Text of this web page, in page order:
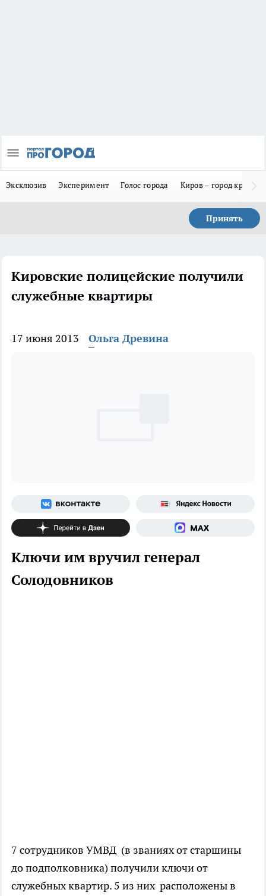
Эксклюзив Эксперимент Голос города Киров – город
Принять
Кировские полицейские получили
служебные квартиры
17 июня 2013 Ольга Древина
Ключи им вручил генерал
Солодовников
7 сотрудников УМВД (в званиях от старшины
до подполковника) получили ключи от
служебных квартир. 5 из них расположены в